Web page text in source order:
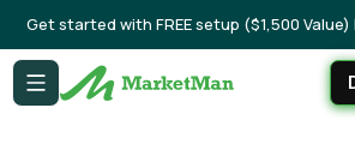
Get started with FREE setup ($1,500 Value) |